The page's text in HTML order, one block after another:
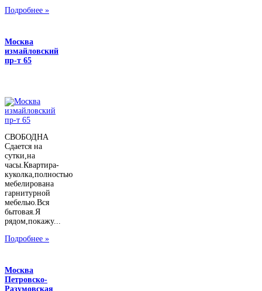
Подробнее »
Москва
измайловский
пр-т 65
СВОБОДНА
Сдается на
сутки,на
часы.Квартира-
куколка,полностью
мебелирована
гарнитурной
мебелью.Вся
бытовая.Я
рядом,покажу...
Подробнее »
Москва
Петровско-
Разумовская